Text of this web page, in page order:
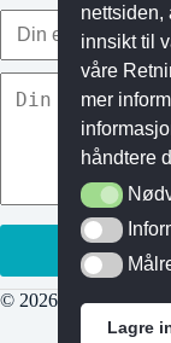
© 2026 Gymkids AS
nettsiden,
innsikt til
våre
mer
håndtere
Målrettede
Lagre